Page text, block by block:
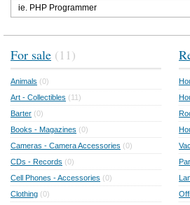
For sale (11)
Animals (0)
Art - Collectibles (11)
Barter (0)
Books - Magazines (0)
Cameras - Camera Accessories (0)
CDs - Records (0)
Cell Phones - Accessories (0)
Clothing (0)